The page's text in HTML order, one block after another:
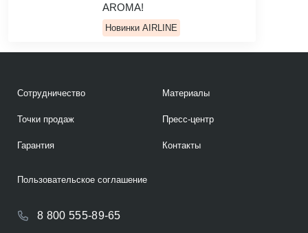
AROMA!
Новинки AIRLINE
Сотрудничество
Точки продаж
Гарантия
Материалы
Пресс-центр
Контакты
8 800 555-89-65
Пользовательское соглашение